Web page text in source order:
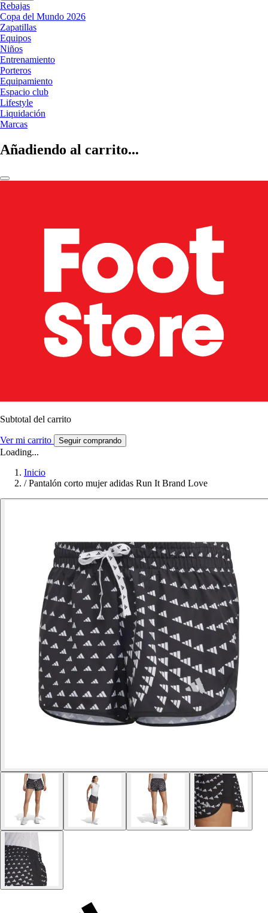
Rebajas
Copa del Mundo 2026
Zapatillas
Equipos
Niños
Entrenamiento
Porteros
Equipamiento
Espacio club
Lifestyle
Liquidación
Marcas
Añadiendo al carrito...
Subtotal del carrito
Ver mi carrito Seguir comprando
Loading...
Inicio
/ Pantalón corto mujer adidas Run It Brand Love